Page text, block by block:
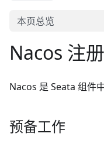
本页总览
Nacos 注
Nacos 是 Seata 组件
预备工作